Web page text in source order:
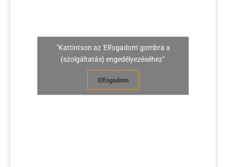
"Kattintson az 'Elfogadom' gombra a
{szolgáltatás} engedélyezéséhez"
Elfogadom